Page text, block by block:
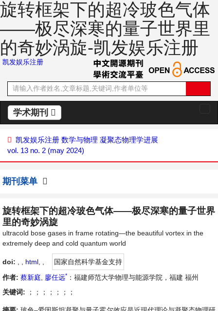
旋转框架下的超冷玻色气体
——极尽深寒的量子世界里
的奇妙涡旋-凯发娱乐注册
凯发娱乐注册
学术期刊
换
凯发娱乐注册 数学与物理 凝聚态物理学进展
vol. 13 no. 2 (may 2024)
期刊菜单
旋转框架下的超冷玻色气体——极尽深寒的量子世界
里的奇妙涡旋
ultracold bose gases in frame rotating—the beautiful vortex in the
extremely deep and cold quantum world
doi: html
国家自然科学基金支持
作者: 蔡新庭 廖任远* ：福建师范大学物理与能源学院，福建 福州
关键词:
；；；；；；；